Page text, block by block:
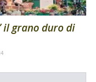
il grano duro di